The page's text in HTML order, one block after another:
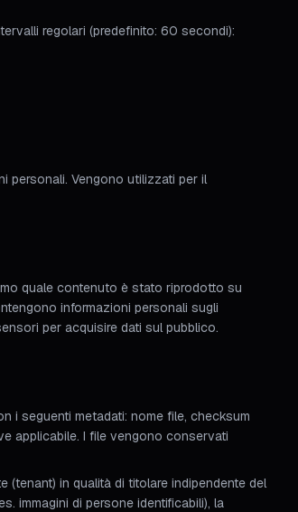
regolari (predefinito: 60 secondi):
personali. Vengono utilizzati per il
quale contenuto è stato riprodotto su
informazioni personali sugli
per acquisire dati sul pubblico.
i seguenti metadati: nome file, checksum
applicabile. I file vengono conservati
in qualità di titolare indipendente del
immagini di persone identificabili), la